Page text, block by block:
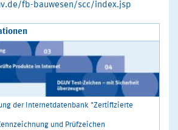
fb-bauwesen/scc/index.jsp
der Internetdatenbank "Zertifizierte
und Prüfzeichen